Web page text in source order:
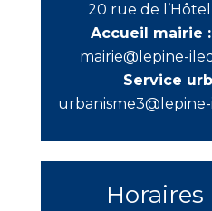
20 rue de
Accueil mairie :
mairie@lepine-
Service
Horaires